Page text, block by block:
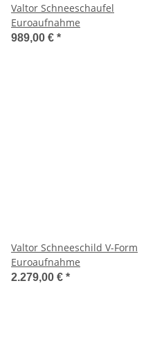
Valtor Schneeschaufel
Euroaufnahme
989,00 € *
Valtor Schneeschild V-Form
Euroaufnahme
2.279,00 € *